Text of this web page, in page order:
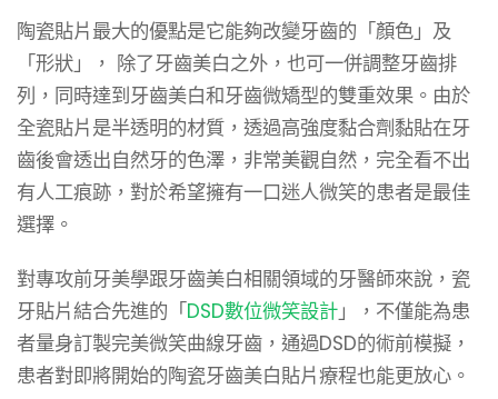
陶瓷貼片最大的優點是它能夠改變牙齒的「顏色」及
「形狀」， 除了牙齒美白之外，也可一併調整牙齒排
列，同時達到牙齒美白和牙齒微矯型的雙重效果。由於
全瓷貼片是半透明的材質，透過高強度黏合劑黏貼在牙
齒後會透出自然牙的色澤，非常美觀自然，完全看不出
有人工痕跡，對於希望擁有一口迷人微笑的患者是最佳
選擇。
對專攻前牙美學跟牙齒美白相關領域的牙醫師來說，瓷
牙貼片結合先進的「DSD數位微笑設計」，不僅能為患
者量身訂製完美微笑曲線牙齒，通過DSD的術前模擬，
患者對即將開始的陶瓷牙齒美白貼片療程也能更放心。